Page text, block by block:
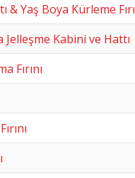
& Yaş Boya Kürleme
Kabini ve Hattı
Fırını